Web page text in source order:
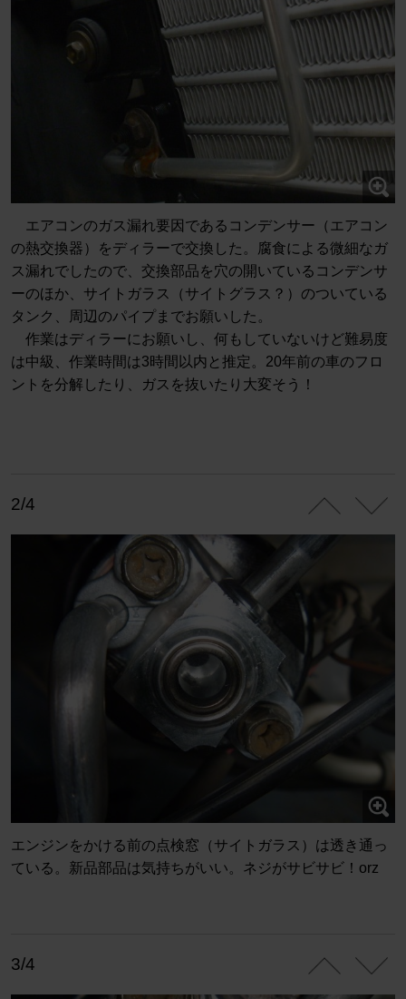
エアコンのガス漏れ要因であるコンデンサー（エアコン
の熱交換器）をディラーで交換した。腐食による微細なガ
ス漏れでしたので、交換部品を穴の開いているコンデンサ
ーのほか、サイトガラス（サイトグラス？）のついている
タンク、周辺のパイプまでお願いした。
作業はディラーにお願いし、何もしていないけど難易度
は中級、作業時間は3時間以内と推定。20年前の車のフロ
ントを分解したり、ガスを抜いたり大変そう！
2/4
エンジンをかける前の点検窓（サイトガラス）は透き通っ
ている。新品部品は気持ちがいい。ネジがサビサビ！orz
3/4